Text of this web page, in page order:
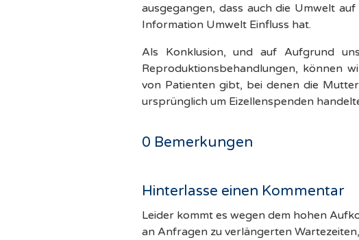
ausgegangen, dass auch die Umwelt
Information Umwelt Einfluss hat.
Als Konklusion, und auf Aufgrund
Reproduktionsbehandlungen, können
von Patienten gibt, bei denen die
ursprünglich um Eizellenspenden
0 Bemerkungen
Hinterlasse einen Kommentar
Leider kommt es wegen dem hohen
an Anfragen zu verlängerten